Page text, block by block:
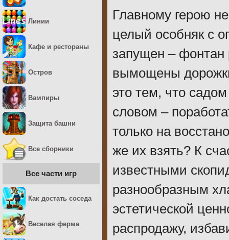
Главному герою
целый особняк с
запущен – фонтан
вымощены
это тем, что
словом –
только на
же их взять? К
известными
разнообразным
эстетической
распродажу,
Линии
Кафе и рестораны
Остров
Вампиры
Защита башни
Все сборники
Все части игр
Как достать соседа
Веселая ферма